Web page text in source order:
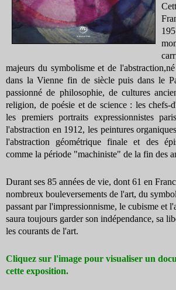
majeurs du symbolisme et de
dans la Vienne fin de siècle puis dans le
passionné de philosophie, de cultures
religion, de poésie et de science : les chefs-
les premiers portraits expressionnistes
l'abstraction en 1912, les peintures
l'abstraction géométrique finale et des
comme la période "machiniste" de la fin des
Durant ses 85 années de vie, dont 61 en
nombreux bouleversements de l'art, du
passant par l'impressionnisme, le cubisme et
saura toujours garder son indépendance, sa
les courants de l'art.
Cliquez sur l'image pour visualiser un
cette exposition.